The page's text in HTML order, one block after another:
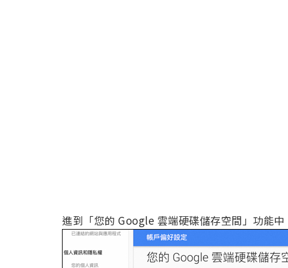
進到「您的 Google 雲端硬碟儲存空間」功能